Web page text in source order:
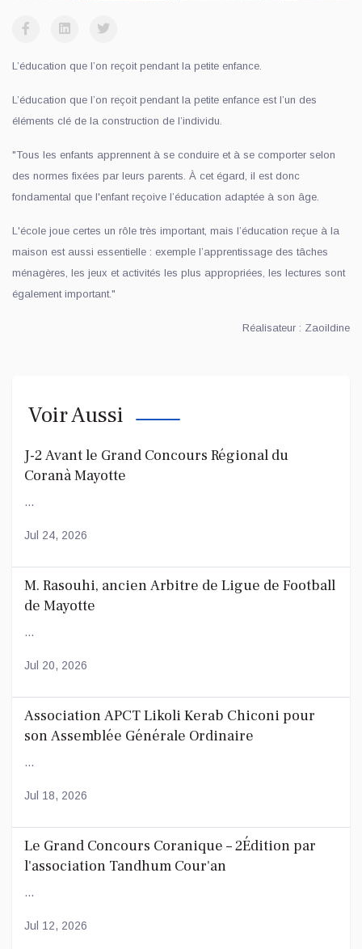
L’éducation que l’on reçoit pendant la petite enfance.
L’éducation que l’on reçoit pendant la petite enfance est l’un des
éléments clé de la construction de l’individu.
"Tous les enfants apprennent à se conduire et à se comporter selon
des normes fixées par leurs parents. À cet égard, il est donc
fondamental que l'enfant reçoive l’éducation adaptée à son âge.
L'école joue certes un rôle très important, mais l’éducation reçue à la
maison est aussi essentielle : exemple l’apprentissage des tâches
ménagères, les jeux et activités les plus appropriées, les lectures sont
également important."
Réalisateur : Zaoildine
Voir Aussi
J-2 Avant le Grand Concours Régional du
Coranà Mayotte
...
Jul 24, 2026
M. Rasouhi, ancien Arbitre de Ligue de Football
de Mayotte
...
Jul 20, 2026
Association APCT Likoli Kerab Chiconi pour
son Assemblée Générale Ordinaire
...
Jul 18, 2026
Le Grand Concours Coranique – 2Édition par
l'association Tandhum Cour'an
...
Jul 12, 2026